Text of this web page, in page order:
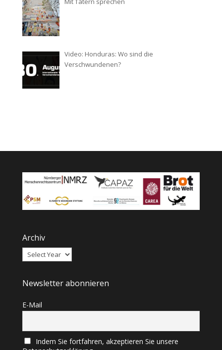
Video: Honduras: Wo sind die
Verschwundenen?
Archiv
Newsletter abonnieren
E-Mail
Indem Sie fortfahren, akzeptieren Sie unsere